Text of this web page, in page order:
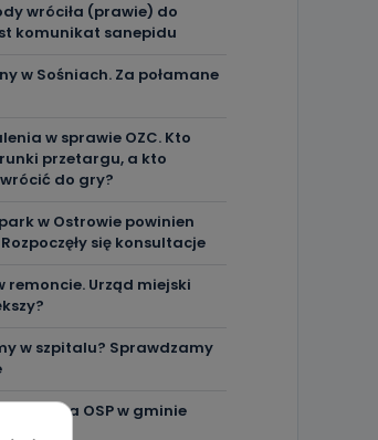
wróciła (prawie) do
komunikat sanepidu
w Sośniach. Za połamane
w sprawie OZC. Kto
przetargu, a kto
do gry?
w Ostrowie powinien
się konsultacje
remoncie. Urząd miejski
w szpitalu? Sprawdzamy
dla OSP w gminie